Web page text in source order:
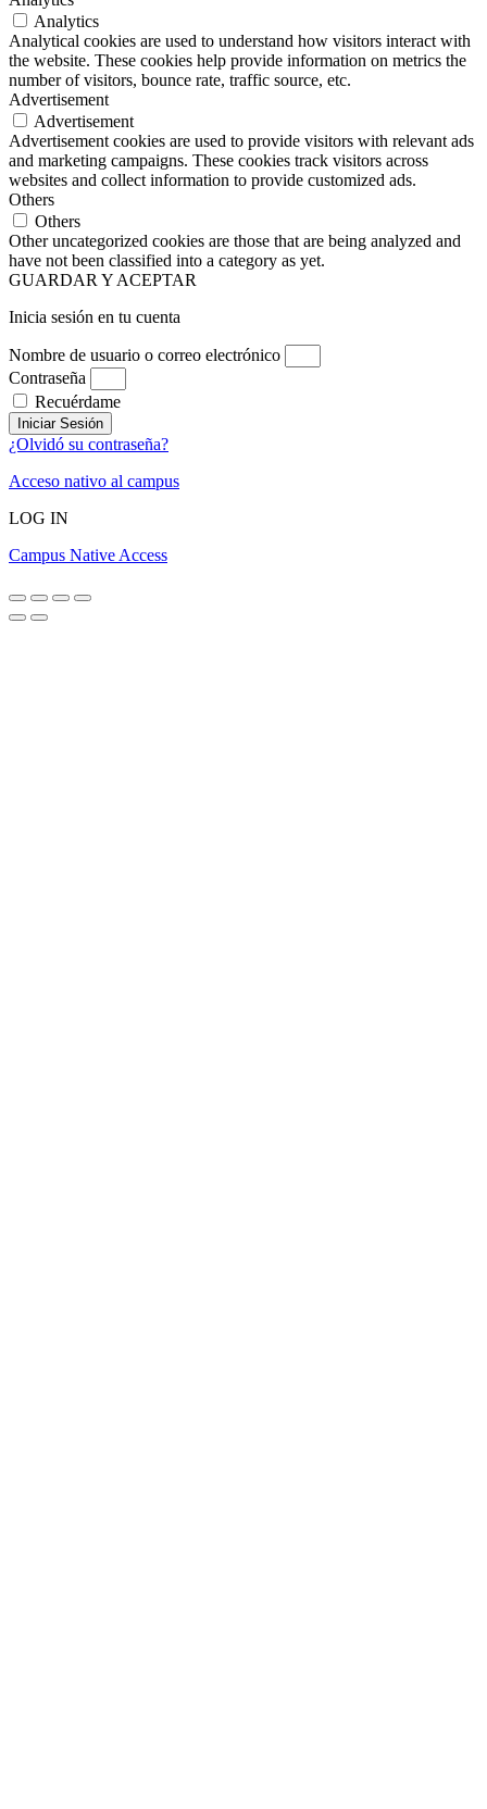
Analytics
Analytical cookies are used to understand how visitors interact with
the website. These cookies help provide information on metrics the
number of visitors, bounce rate, traffic source, etc.
Advertisement
Advertisement
Advertisement cookies are used to provide visitors with relevant ads
and marketing campaigns. These cookies track visitors across
websites and collect information to provide customized ads.
Others
Others
Other uncategorized cookies are those that are being analyzed and
have not been classified into a category as yet.
GUARDAR Y ACEPTAR
Inicia sesión en tu cuenta
Nombre de usuario o correo electrónico
Contraseña
Recuérdame
Iniciar Sesión
¿Olvidó su contraseña?
Acceso nativo al campus
LOG IN
Campus Native Access